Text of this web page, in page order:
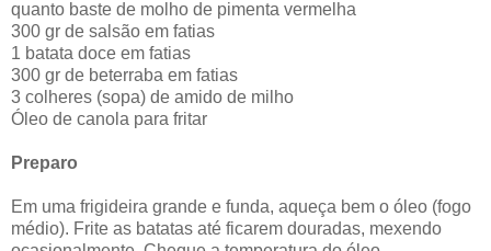
quanto baste de molho de pimenta vermelha
300 gr de salsão em fatias
1 batata doce em fatias
300 gr de beterraba em fatias
3 colheres (sopa) de amido de milho
Óleo de canola para fritar
Preparo
Em uma frigideira grande e funda, aqueça bem o óleo (fogo
médio). Frite as batatas até ficarem douradas, mexendo